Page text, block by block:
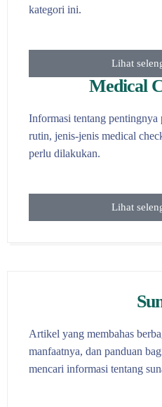
kategori ini.
Lihat
Medical
Informasi tentang pentingnya
rutin, jenis-jenis medical
perlu dilakukan.
Lihat
Artikel yang membahas
manfaatnya, dan panduan
mencari informasi tentang